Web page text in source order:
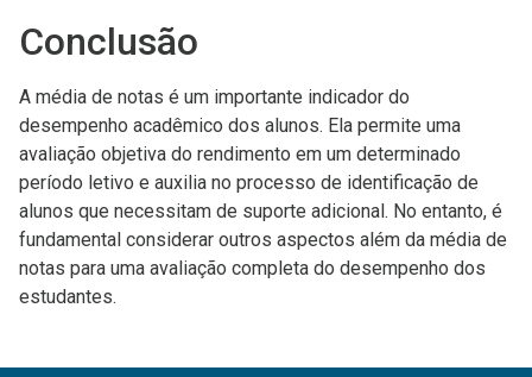
Conclusão
A média de notas é um importante indicador do
desempenho acadêmico dos alunos. Ela permite uma
avaliação objetiva do rendimento em um determinado
período letivo e auxilia no processo de identificação de
alunos que necessitam de suporte adicional. No entanto, é
fundamental considerar outros aspectos além da média de
notas para uma avaliação completa do desempenho dos
estudantes.